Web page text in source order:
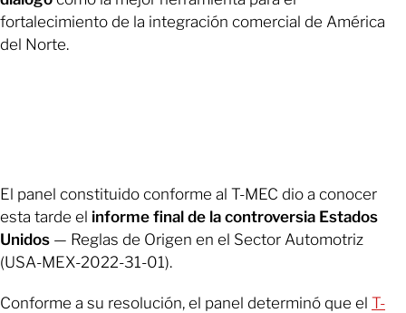
fortalecimiento de la integración comercial de América
del Norte.
El panel constituido conforme al T-MEC dio a conocer
esta tarde el informe final de la controversia Estados
Unidos — Reglas de Origen en el Sector Automotriz
(USA-MEX-2022-31-01).
Conforme a su resolución, el panel determinó que el T-